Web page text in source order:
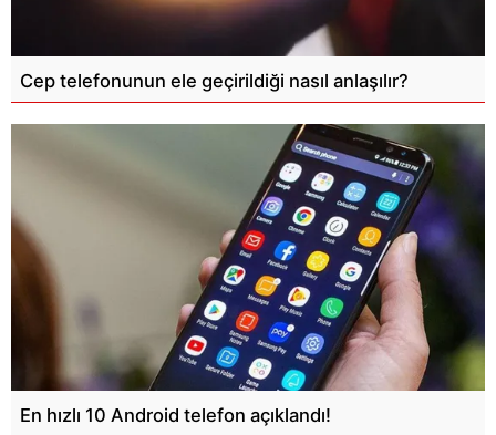
Cep telefonunun ele geçirildiği nasıl anlaşılır?
En hızlı 10 Android telefon açıklandı!